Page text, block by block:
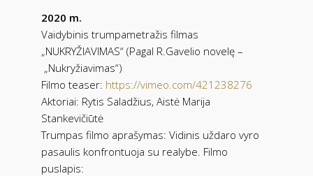
2020 m.
Vaidybinis trumpametražis filmas
„NUKRYŽIAVIMAS“ (Pagal R.Gavelio novelę –
„Nukryžiavimas“)
Filmo teaser: https://vimeo.com/421238276
Aktoriai: Rytis Saladžius, Aistė Marija
Stankevičiūtė
Trumpas filmo aprašymas: Vidinis uždaro vyro
pasaulis konfrontuoja su realybe. Filmo
puslapis: